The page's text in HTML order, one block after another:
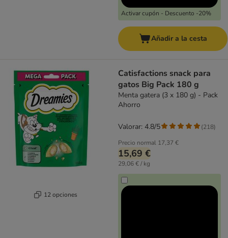
Activar cupón - Descuento -20%
Añadir a la cesta
12 opciones
Catisfactions snack para
gatos Big Pack 180 g
Menta gatera (3 x 180 g) - Pack
Ahorro
Precio normal 17,37 €
15,69 €
29,06 € / kg
Valorar: 4.8/5 (218)